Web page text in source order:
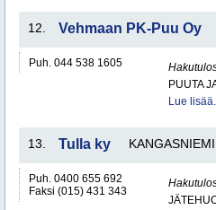
12. Vehmaan PK-Puu Oy
Puh. 044 538 1605
PUUTA
Lue
13. Tulla ky KANGASNIEMI
Puh. 0400 655 692
Faksi (015) 431 343